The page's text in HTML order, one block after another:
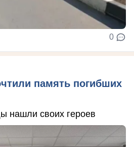
0
память погибших
нашли своих героев